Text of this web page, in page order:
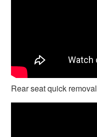
Rear seat quick removal